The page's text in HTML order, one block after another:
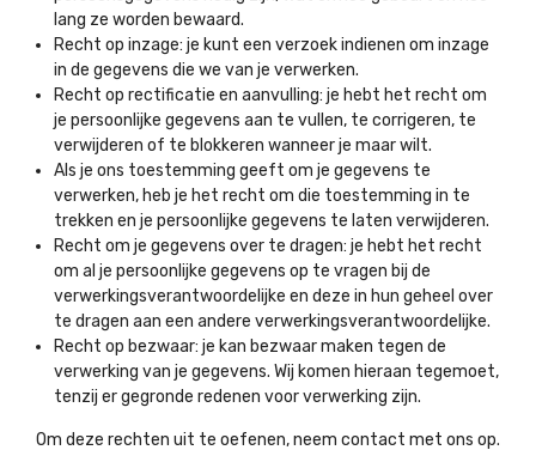
lang ze worden bewaard.
Recht op inzage: je kunt een verzoek indienen om inzage
in de gegevens die we van je verwerken.
Recht op rectificatie en aanvulling: je hebt het recht om
je persoonlijke gegevens aan te vullen, te corrigeren, te
verwijderen of te blokkeren wanneer je maar wilt.
Als je ons toestemming geeft om je gegevens te
verwerken, heb je het recht om die toestemming in te
trekken en je persoonlijke gegevens te laten verwijderen.
Recht om je gegevens over te dragen: je hebt het recht
om al je persoonlijke gegevens op te vragen bij de
verwerkingsverantwoordelijke en deze in hun geheel over
te dragen aan een andere verwerkingsverantwoordelijke.
Recht op bezwaar: je kan bezwaar maken tegen de
verwerking van je gegevens. Wij komen hieraan tegemoet,
tenzij er gegronde redenen voor verwerking zijn.
Om deze rechten uit te oefenen, neem contact met ons op.